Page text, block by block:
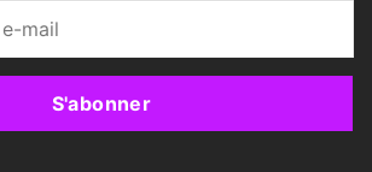
S'abonner